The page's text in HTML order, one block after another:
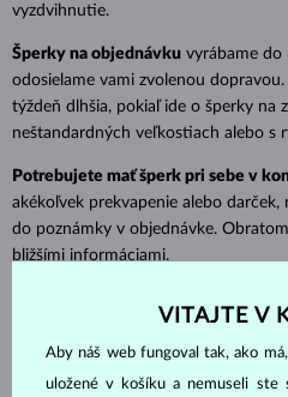
vyzdvihnutie.
Šperky na objednávku vyrábame do
odosielame vami zvolenou
týždeň dlhšia, pokiaľ ide o šperky na
neštandardných veľkostiach alebo s
Potrebujete mať šperk pri sebe v
akékoľvek prekvapenie alebo
do poznámky v objednávke.
bližšími informáciami.
Medzinárodná doprava
Objednávky z klenota.sk doručujeme
KLENOTA je však tiež dostupná v
VITAJTE V
Aby náš web fungoval tak, ako
uložené v košíku a nemuseli ste